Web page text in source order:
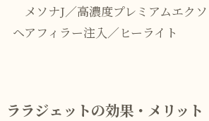
メソナJ／高濃度プレミアムエク
ヘアフィラー注入 ／ ヒーライト
ララジェットの効果・メリット